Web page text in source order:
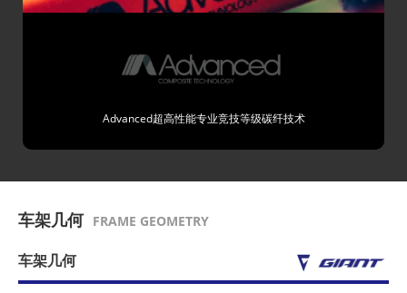
Advanced超高性能专业竞技等级碳纤技术
车架几何 FRAME GEOMETRY
车架几何